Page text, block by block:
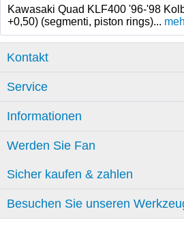
Kawasaki Quad KLF400 '96-'98
+0,50) (segmenti, piston rings)...
Kontakt
Service
Informationen
Werden Sie Fan
Sicher kaufen & zahlen
Besuchen Sie unseren